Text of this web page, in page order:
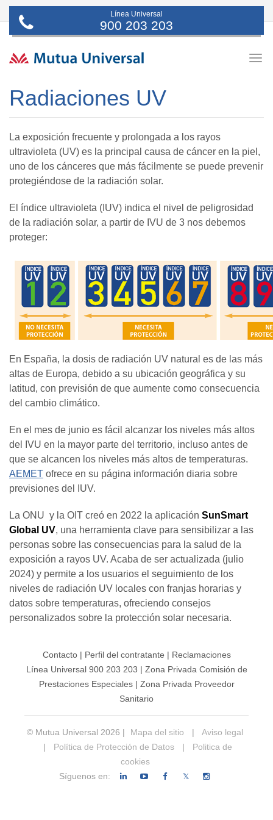
Línea Universal
900 203 203
Radiaciones UV
La exposición frecuente y prolongada a los rayos
ultravioleta (UV) es la principal causa de cáncer en la piel,
uno de los cánceres que más fácilmente se puede prevenir
protegiéndose de la radiación solar.
El índice ultravioleta (IUV) indica el nivel de peligrosidad
de la radiación solar, a partir de IVU de 3 nos debemos
proteger:
En España, la dosis de radiación UV natural es de las más
altas de Europa, debido a su ubicación geográfica y su
latitud, con previsión de que aumente como consecuencia
del cambio climático.
En el mes de junio es fácil alcanzar los niveles más altos
del IVU en la mayor parte del territorio, incluso antes de
que se alcancen los niveles más altos de temperaturas.
AEMET ofrece en su página información diaria sobre
previsiones del IUV.
La ONU y la OIT creó en 2022 la aplicación SunSmart
Global UV, una herramienta clave para sensibilizar a las
personas sobre las consecuencias para la salud de la
exposición a rayos UV. Acaba de ser actualizada (julio
2024) y permite a los usuarios el seguimiento de los
niveles de radiación UV locales con franjas horarias y
datos sobre temperaturas, ofreciendo consejos
personalizados sobre la protección solar necesaria.
Contacto| Perfil del contratante | Reclamaciones
Línea Universal 900 203 203 | Zona Privada Comisión de
Prestaciones Especiales| Zona Privada Proveedor
Sanitario
© Mutua Universal 2026 | Mapa del sitio |
Aviso legal
|
Política de Protección de Datos |
Politica de
cookies
Síguenos en:
𝕏